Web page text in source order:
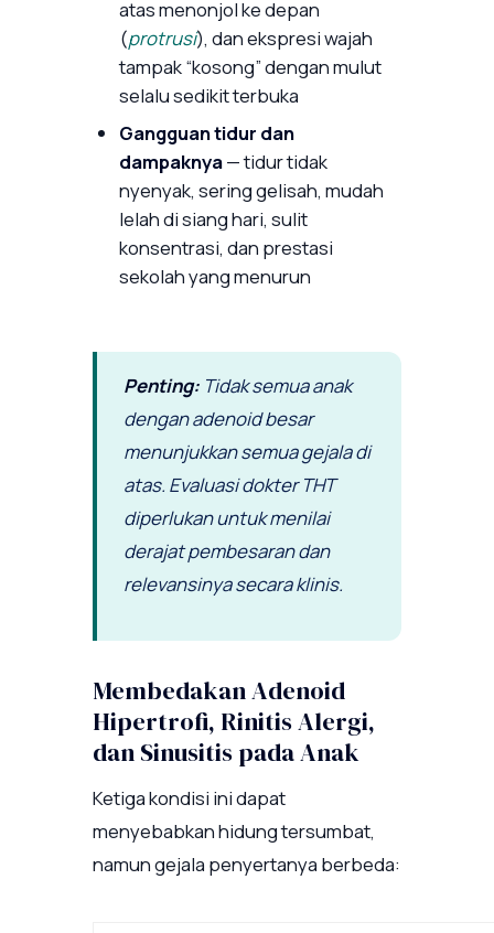
atas menonjol ke depan
(protrusi), dan ekspresi wajah
tampak “kosong” dengan mulut
selalu sedikit terbuka
Gangguan tidur dan
dampaknya— tidur tidak
nyenyak, sering gelisah, mudah
lelah di siang hari, sulit
konsentrasi, dan prestasi
sekolah yang menurun
Penting: Tidak semua anak
dengan adenoid besar
menunjukkan semua gejala di
atas. Evaluasi dokter THT
diperlukan untuk menilai
derajat pembesaran dan
relevansinya secara klinis.
Membedakan Adenoid
Hipertrofi, Rinitis Alergi,
dan Sinusitis pada Anak
Ketiga kondisi ini dapat
menyebabkan hidung tersumbat,
namun gejala penyertanya berbeda: